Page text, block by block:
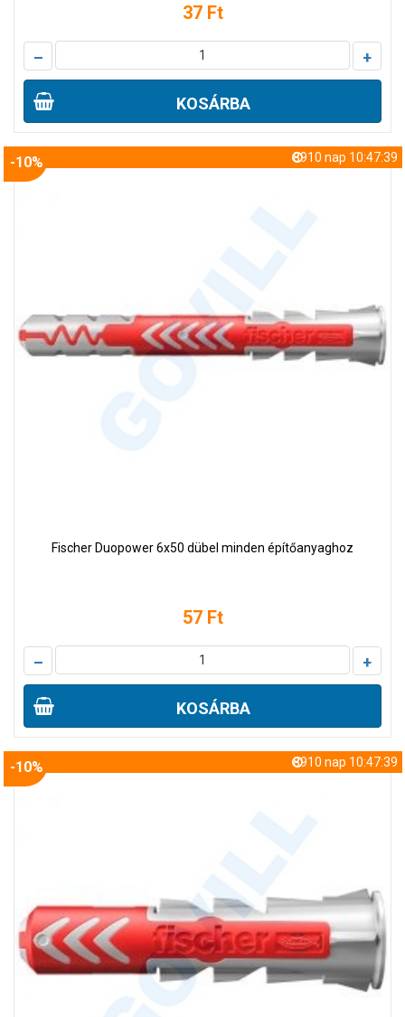
37 Ft
– +
KOSÁRBA
-10% 8910 nap 10:47:38
Fischer Duopower 6x50 dübel minden építőanyaghoz
57 Ft
– +
KOSÁRBA
-10% 8910 nap 10:47:38